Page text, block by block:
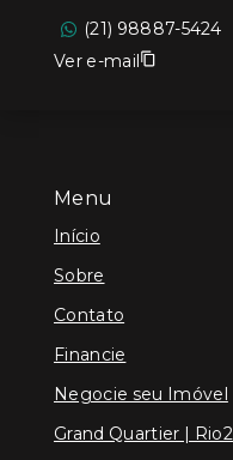
Menu
Início
Sobre
Contato
Financie
Negocie seu Imóvel
Grand Quartier | Rio2
(21) 98887-5424
Ver e-mail